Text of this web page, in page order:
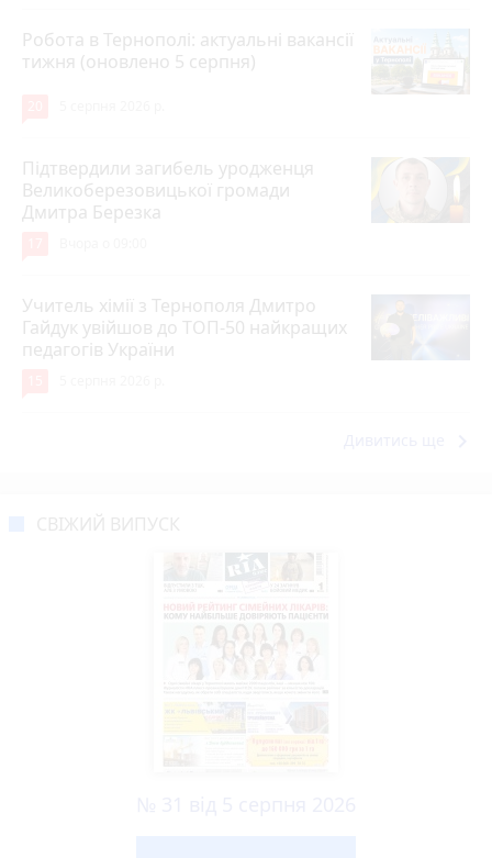
Робота в Тернополі: актуальні вакансії
тижня (оновлено 5 серпня)
Підтвердили загибель уродженця
Великоберезовицької громади
Дмитра Березка
Учитель хімії з Тернополя Дмитро
Гайдук увійшов до ТОП-50 найкращих
педагогів України